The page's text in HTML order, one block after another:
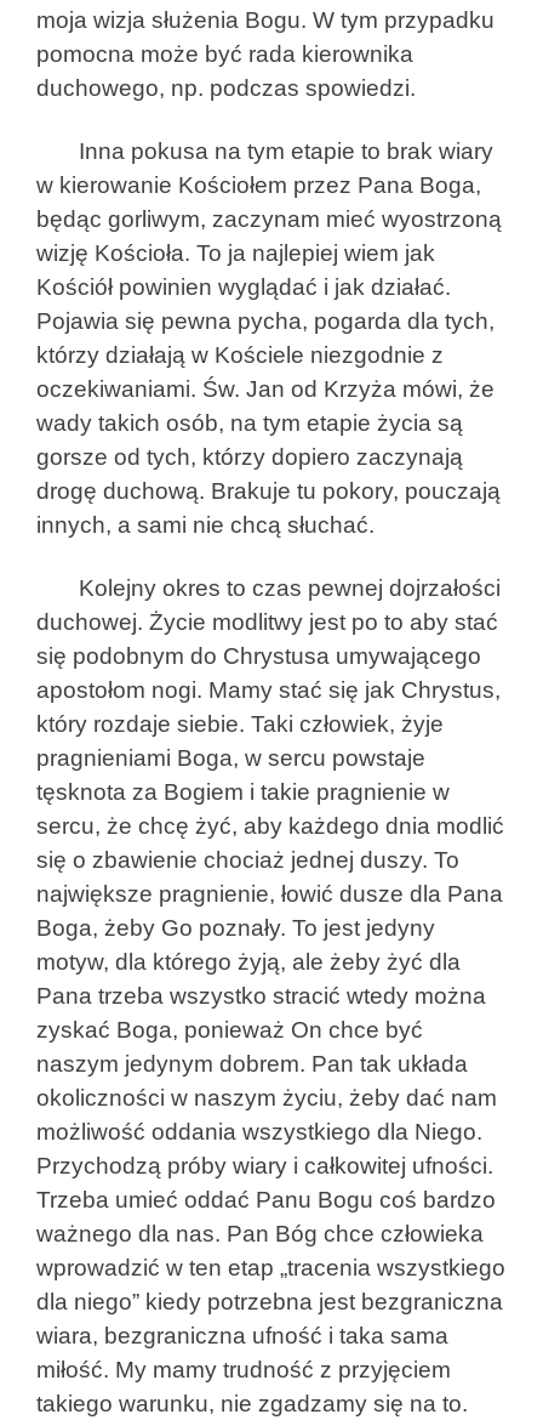
moja wizja służenia Bogu. W tym przypadku
pomocna może być rada kierownika
duchowego, np. podczas spowiedzi.
Inna pokusa na tym etapie to brak wiary
w kierowanie Kościołem przez Pana Boga,
będąc gorliwym, zaczynam mieć wyostrzoną
wizję Kościoła. To ja najlepiej wiem jak
Kościół powinien wyglądać i jak działać.
Pojawia się pewna pycha, pogarda dla tych,
którzy działają w Kościele niezgodnie z
oczekiwaniami. Św. Jan od Krzyża mówi, że
wady takich osób, na tym etapie życia są
gorsze od tych, którzy dopiero zaczynają
drogę duchową. Brakuje tu pokory, pouczają
innych, a sami nie chcą słuchać.
Kolejny okres to czas pewnej dojrzałości
duchowej. Życie modlitwy jest po to aby stać
się podobnym do Chrystusa umywającego
apostołom nogi. Mamy stać się jak Chrystus,
który rozdaje siebie. Taki człowiek, żyje
pragnieniami Boga, w sercu powstaje
tęsknota za Bogiem i takie pragnienie w
sercu, że chcę żyć, aby każdego dnia modlić
się o zbawienie chociaż jednej duszy. To
największe pragnienie, łowić dusze dla Pana
Boga, żeby Go poznały. To jest jedyny
motyw, dla którego żyją, ale żeby żyć dla
Pana trzeba wszystko stracić wtedy można
zyskać Boga, ponieważ On chce być
naszym jedynym dobrem. Pan tak układa
okoliczności w naszym życiu, żeby dać nam
możliwość oddania wszystkiego dla Niego.
Przychodzą próby wiary i całkowitej ufności.
Trzeba umieć oddać Panu Bogu coś bardzo
ważnego dla nas. Pan Bóg chce człowieka
wprowadzić w ten etap „tracenia wszystkiego
dla niego” kiedy potrzebna jest bezgraniczna
wiara, bezgraniczna ufność i taka sama
miłość. My mamy trudność z przyjęciem
takiego warunku, nie zgadzamy się na to.